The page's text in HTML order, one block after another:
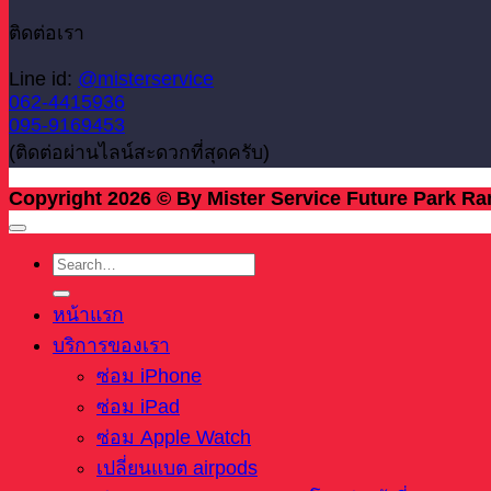
ติดต่อเรา
Line id: @misterservice
062-4415936
095-9169453
(ติดต่อผ่านไลน์สะดวกที่สุดครับ)
Copyright 2026 © By Mister Service Future Park
หน้าแรก
บริการของเรา
ซ่อม iPhone
ซ่อม iPad
ซ่อม Apple Watch
เปลี่ยนแบต airpods